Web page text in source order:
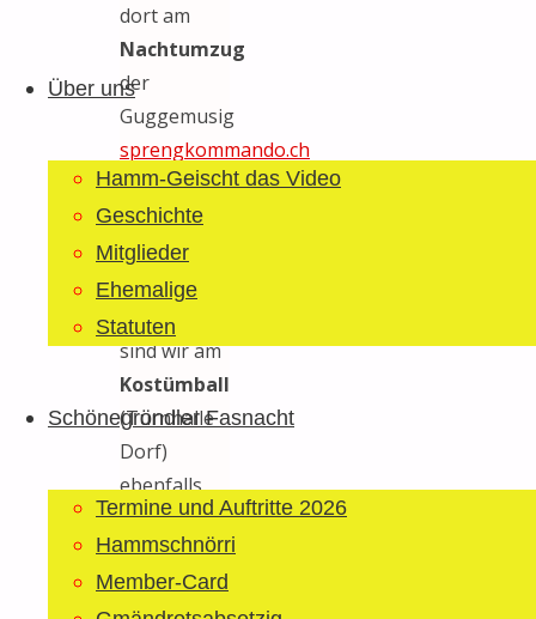
Guggemusig
Lömpe
Schönegrond
springenÜber uns
Hamm-Geischt das Video
Geschichte
Mitglieder
Ehemalige
Statuten
Schönegröndler Fasnacht
Termine und Auftritte 2026
Hammschnörri
Member-Card
dort am
Nachtumzug
der
Guggemusig
sprengkommando.ch
mit. Der
Start ist um
18 Uhr.
Im
Anschluss
sind wir am
Kostümball
(Turnhalle
Dorf)
ebenfalls
noch zu
sehen und
zu hören.